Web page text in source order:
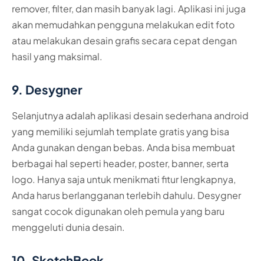
remover, filter, dan masih banyak lagi. Aplikasi ini juga
akan memudahkan pengguna melakukan edit foto
atau melakukan desain grafis secara cepat dengan
hasil yang maksimal.
9. Desygner
Selanjutnya adalah aplikasi desain sederhana android
yang memiliki sejumlah template gratis yang bisa
Anda gunakan dengan bebas. Anda bisa membuat
berbagai hal seperti header, poster, banner, serta
logo. Hanya saja untuk menikmati fitur lengkapnya,
Anda harus berlangganan terlebih dahulu. Desygner
sangat cocok digunakan oleh pemula yang baru
menggeluti dunia desain.